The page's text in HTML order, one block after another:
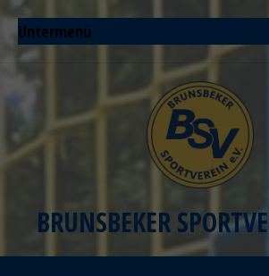
Untermenü
BRUNSBEKER